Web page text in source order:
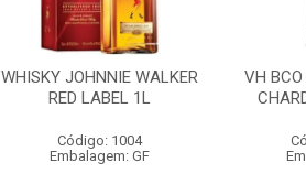
WHISKY JOHNNIE WALKER
RED LABEL 1L
Código: 1004
Embalagem: GF
VH BCO